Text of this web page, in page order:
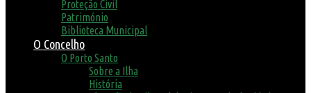
Proteção Civil
Património
Biblioteca Municipal
O Concelho
O Porto Santo
Sobre a Ilha
História